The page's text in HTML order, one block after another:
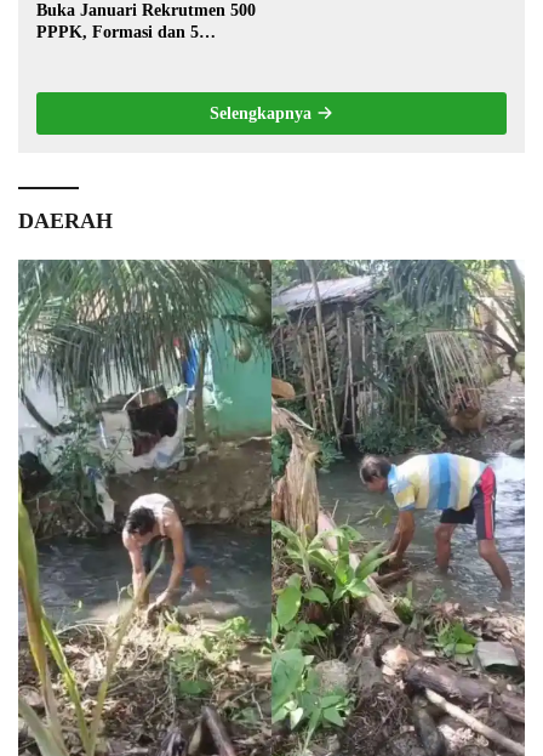
Buka Januari Rekrutmen 500
PPPK, Formasi dan 5
Selengkapnya
DAERAH